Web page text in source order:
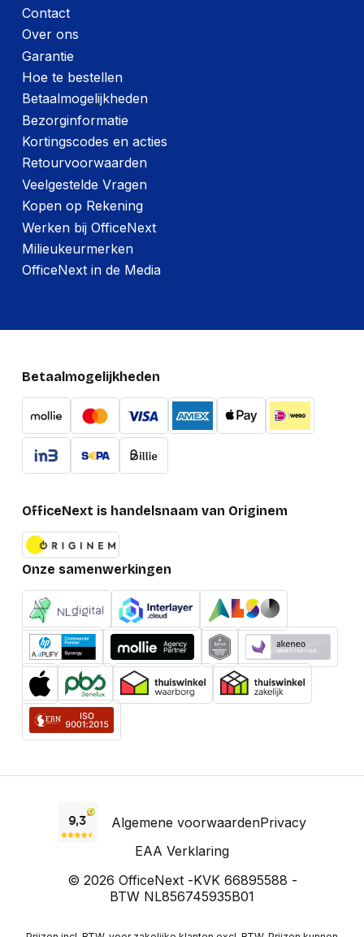
Contact
Over ons
Garantie
Hoe te bestellen
Betaalmogelijkheden
Bezorginformatie
Kortingscodes en acties
Retourvoorwaarden
Veelgestelde Vragen
Kopen op Rekening
Werken bij OfficeNext
Milieukeurmerken
OfficeNext in de Media
Betaalmogelijkheden
OfficeNext is handelsnaam van Originem
Onze samenwerkingen
Algemene voorwaardenPrivacy
EAA Verklaring
© 2026 OfficeNext -KVK 66895588 -
BTW NL856745935B01